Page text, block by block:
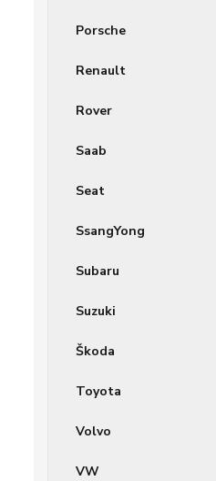
Porsche
Renault
Rover
Saab
Seat
SsangYong
Subaru
Suzuki
Škoda
Toyota
Volvo
VW